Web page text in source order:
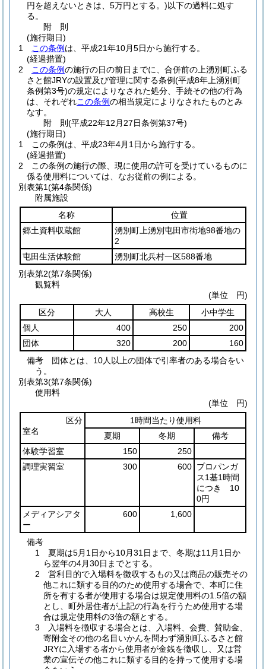
円を超えないときは、5万円とする。)以下の過料に処す
る。
附 則
(施行期日)
1
この条例 は、平成21年10月5日から施行する。
(経過措置)
2
この条例の施行の日の前日までに、合併前の上湧別町ふる
さと館JRYの設置及び管理に関する条例(平成8年上湧別町
条例第3号)の規定によりなされた処分、手続その他の行為
は、それぞれこの条例の相当規定によりなされたものとみ
なす。
附 則(平成22年12月27日条例第37号)
(施行期日)
1
この条例は、平成23年4月1日から施行する。
(経過措置)
2
この条例の施行の際、現に使用の許可を受けているものに
係る使用料については、なお従前の例による。
別表第1(第4条関係)
附属施設
名称
位置
郷土資料収蔵館
湧別町上湧別屯田市街地98番地の
2
屯田生活体験館
湧別町北兵村一区588番地
別表第2(第7条関係)
観覧料
(単位 円)
区分
大人 高校生
小中学生
個人
400 250
200
団体
320 200
160
備考 団体とは、10人以上の団体で引率者のある場合をい
う。
別表第3(第7条関係)
使用料
(単位 円)
区分
室名
1時間当たり使用料
夏期
冬期
備考
体験学習室
150
250
調理実習室
300 600 プロパンガ
ス1基1時間
につき 10
0円
メディアシアタ
ー
600 1,600
備考
1 夏期は5月1日から10月31日まで、冬期は11月1日か
ら翌年の4月30日までとする。
2 営利目的で入場料を徴収するもの又は商品の販売その
他これに類する目的のため使用する場合で、本町に住
所を有する者が使用する場合は規定使用料の1.5倍の額
とし、町外居住者が上記の行為を行うため使用する場
合は規定使用料の3倍の額とする。
3 入場料を徴収する場合とは、入場料、会費、賛助金、
寄附金その他の名目いかんを問わず湧別町ふるさと館
JRYに入場する者から使用者が金銭を徴収し、又は営
業の宣伝その他これに類する目的を持って使用する場